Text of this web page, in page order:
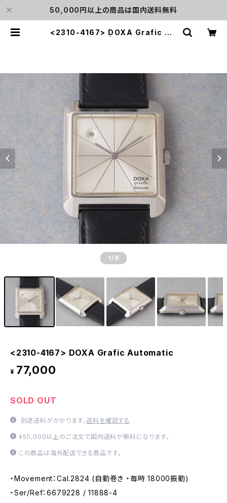
50,000円以上の商品は国内送料無料
<2310-4167> DOXA Grafic Au
1 /9
<2310-4167> DOXA Grafic Automatic
¥ 77,000
SOLD OUT
別途送料がかかります。送料を確認する
¥50,000以上のご注文で国内送料が無料になります。
この商品は海外配送できる商品です。
・Movement：Cal.2824 (自動巻き ・毎時 18000振動)
・Ser/Ref：6679228 / 11888-4